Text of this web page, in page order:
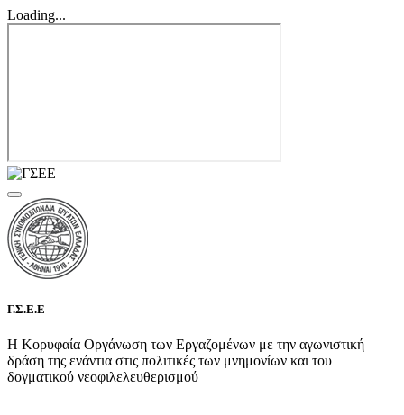
Loading...
Γ.Σ.Ε.Ε
Η Κορυφαία Οργάνωση των Εργαζομένων με την αγωνιστική
δράση της ενάντια στις πολιτικές των μνημονίων και του
δογματικού νεοφιλελευθερισμού